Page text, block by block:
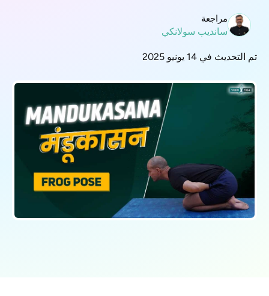
مراجعة
سانديب سولانكي
تم التحديث في 14 يونيو 2025